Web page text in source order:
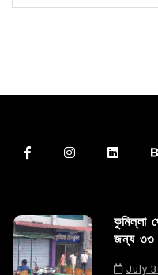
কুমিল্লা
জন্য ৩৩
July